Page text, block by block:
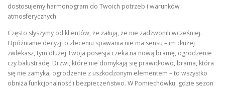
dostosujemy harmonogram do Twoich potrzeb i warunków
atmosferycznych.
Często słyszymy od klientów, że żałują, że nie zadzwonili wcześniej.
Opóźnianie decyzji o zleceniu spawania nie ma sensu – im dłużej
zwlekasz, tym dłużej Twoja posesja czeka na nową bramę, ogrodzenie
czy balustradę. Drzwi, które nie domykają się prawidłowo, brama, która
się nie zamyka, ogrodzenie z uszkodzonym elementem – to wszystko
obniża funkcjonalność i bezpieczeństwo. W Pomiechówku, gdzie sezon